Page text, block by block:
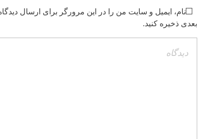
نام، ایمیل و سایت من را در این مرورگر برای ارسال
بعدی ذخیره کنید.